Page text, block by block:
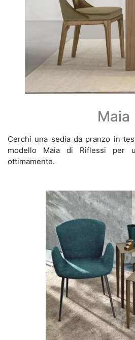
Maia
Cerchi una sedia da pranzo in
modello Maia di Riflessi per
ottimamente.